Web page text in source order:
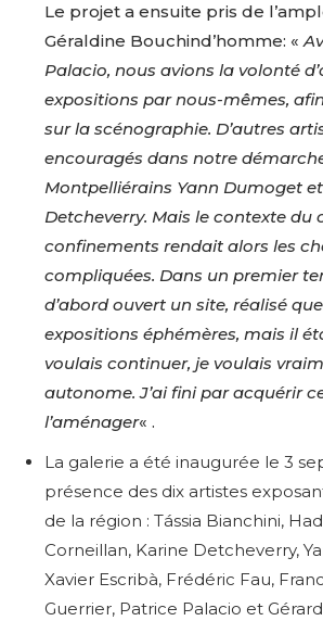
Le projet a ensuite pris de
Géraldine Bouchind’homme: «
Palacio, nous avions la volonté
expositions par nous-mêmes,
sur la scénographie. D’autres
encouragés dans notre
Montpelliérains Yann Dumoget
Detcheverry. Mais le contexte du
confinements rendait alors les
compliquées. Dans un premier
d’abord ouvert un site, réalisé
expositions éphémères, mais il
voulais continuer, je voulais
autonome. J’ai fini par acquérir
l’aménager« .
La galerie a été inaugurée le 3
présence des dix artistes
de la région : Tássia Bianchini,
Corneillan, Karine Detcheverry,
Xavier Escribà, Frédéric Fau,
Guerrier, Patrice Palacio et